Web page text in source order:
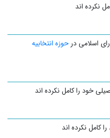
نکرده اند
اسلامی در حوزه انتخابیه
خود را کامل نکرده اند
کامل نکرده اند